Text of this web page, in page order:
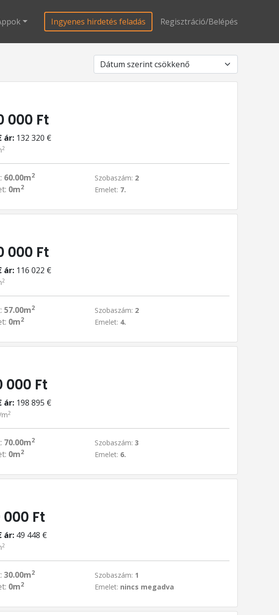
Ingyenes hirdetés feladás Regisztráció/Belépés
000 Ft
ár: 132 320 €
2
60.00m2
0m2
Szobaszám: 2
Emelet: 7.
000 Ft
ár: 116 022 €
2
57.00m2
0m2
Szobaszám: 2
Emelet: 4.
000 Ft
ár: 198 895 €
m2
70.00m2
0m2
Szobaszám: 3
Emelet: 6.
000 Ft
ár: 49 448 €
2
30.00m2
0m2
Szobaszám: 1
Emelet: nincs megadva